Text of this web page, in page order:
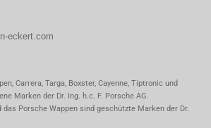
eckert.com
Carrera, Targa, Boxster, Cayenne, Tiptronic und
Marken der Dr. Ing. h.c. F. Porsche AG.
Porsche Wappen sind geschützte Marken der Dr.